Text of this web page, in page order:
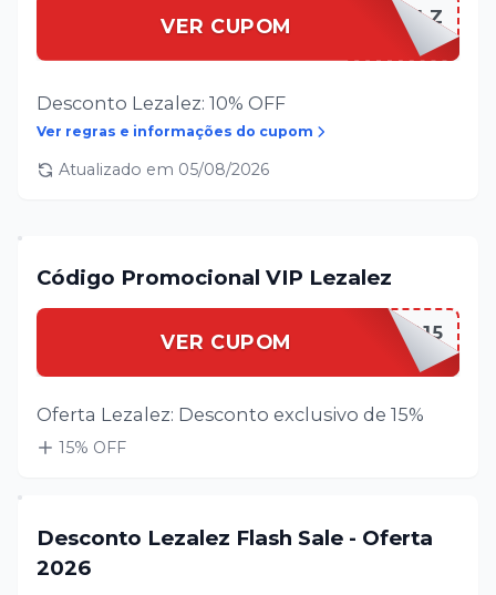
VER CUPOM UNE4RCV1RLZ
Desconto Lezalez: 10% OFF
Ver regras e informações do cupom
Atualizado em 05/08/2026
Código Promocional VIP Lezalez
VER CUPOM LEZALEVIP15
Oferta Lezalez: Desconto exclusivo de 15%
15% OFF
Desconto Lezalez Flash Sale - Oferta
2026